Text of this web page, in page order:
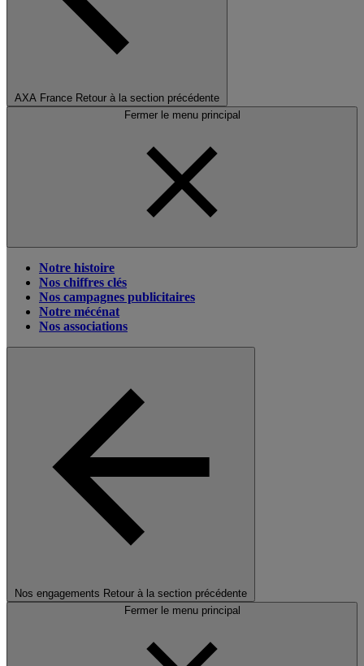
AXA France Retour à la section précédente
Fermer le menu principal
Notre histoire
Nos chiffres clés
Nos campagnes publicitaires
Notre mécénat
Nos associations
Nos engagements Retour à la section précédente
Fermer le menu principal